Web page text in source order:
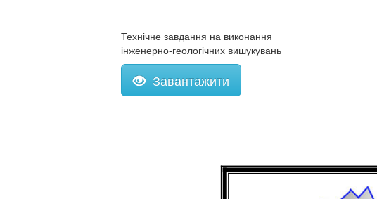
Технічне завдання на виконання
інженерно-геологічних вишукувань
Завантажити